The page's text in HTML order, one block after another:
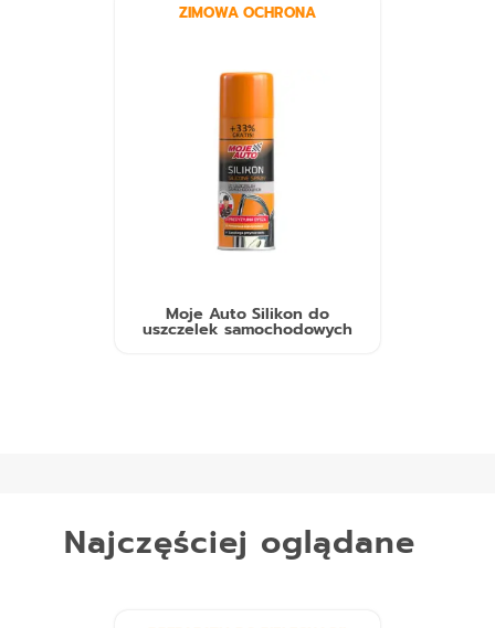
ZIMOWA OCHRONA
Moje Auto Silikon do
uszczelek samochodowych
Najczęściej oglądane